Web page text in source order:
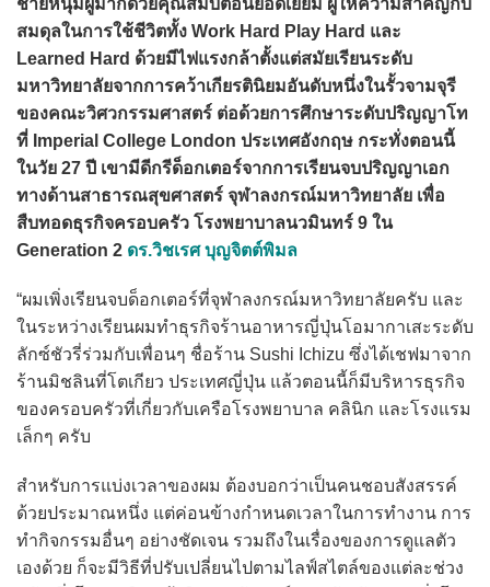
ชายหนุ่มผู้มากด้วยคุณสมบัติอันยอดเยี่ยม ผู้ให้ความสำคัญกับ
สมดุลในการใช้ชีวิตทั้ง Work Hard Play Hard และ
Learned Hard ด้วยมีไฟแรงกล้าตั้งแต่สมัยเรียนระดับ
มหาวิทยาลัยจากการคว้าเกียรตินิยมอันดับหนึ่งในรั้วจามจุรี
ของคณะวิศวกรรมศาสตร์ ต่อด้วยการศึกษาระดับปริญญาโท
ที่ Imperial College London ประเทศอังกฤษ กระทั่งตอนนี้
ในวัย 27 ปี เขามีดีกรีด็อกเตอร์จากการเรียนจบปริญญาเอก
ทางด้านสาธารณสุขศาสตร์ จุฬาลงกรณ์มหาวิทยาลัย เพื่อ
สืบทอดธุรกิจครอบครัว โรงพยาบาลนวมินทร์ 9 ใน
Generation 2 ดร.วิชเรศ บุญจิตต์พิมล
“ผมเพิ่งเรียนจบด็อกเตอร์ที่จุฬาลงกรณ์มหาวิทยาลัยครับ และ
ในระหว่างเรียนผมทำธุรกิจร้านอาหารญี่ปุ่นโอมากาเสะระดับ
ลักซ์ชัวรี่ร่วมกับเพื่อนๆ ชื่อร้าน Sushi Ichizu ซึ่งได้เชฟมาจาก
ร้านมิชลินที่โตเกียว ประเทศญี่ปุ่น แล้วตอนนี้ก็มีบริหารธุรกิจ
ของครอบครัวที่เกี่ยวกับเครือโรงพยาบาล คลินิก และโรงแรม
เล็กๆ ครับ
สำหรับการแบ่งเวลาของผม ต้องบอกว่าเป็นคนชอบสังสรรค์
ด้วยประมาณหนึ่ง แต่ค่อนข้างกำหนดเวลาในการทำงาน การ
ทำกิจกรรมอื่นๆ อย่างชัดเจน รวมถึงในเรื่องของการดูแลตัว
เองด้วย ก็จะมีวิธีที่ปรับเปลี่ยนไปตามไลฟ์สไตล์ของแต่ละช่วง